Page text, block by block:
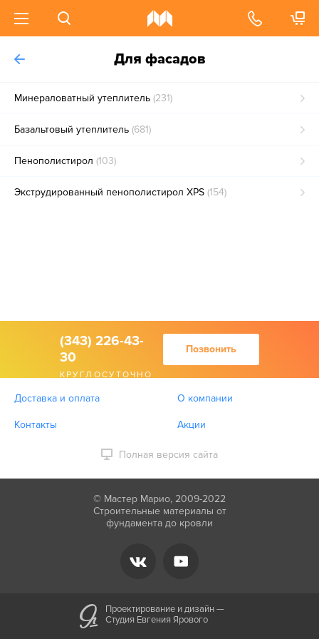
Для фасадов
Минераловатный утеплитель (231)
Базальтовый утеплитель (681)
Пенополистирол (103)
Экструдированный пенополистирол XPS (154)
(343) 226-43-
30
КРУГЛОСУТОЧНО
Позвонить
Доставка и оплата О компании
Контакты Акции
Полная версия сайта
© Мастер Марио, 2009-2022
Строительные материалы от
фундамента до кровли
Проектирование и дизайн —
Студия Евгения Ярового